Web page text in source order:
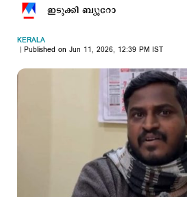
ഇടുക്കി ബ്യൂറോ
KERALA
Published on Jun 11, 2026, 12:39 PM IST